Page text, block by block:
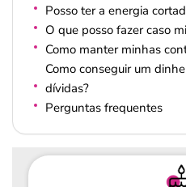
Posso ter a energia
O que posso fazer caso
Como manter minhas
Como conseguir um
dívidas?
Perguntas frequentes